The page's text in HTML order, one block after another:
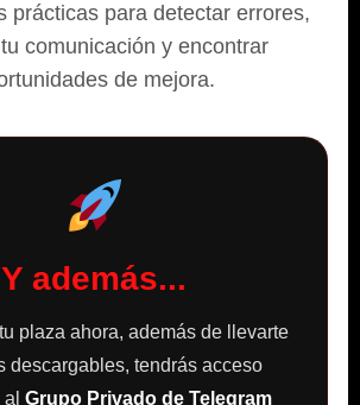
prácticas para detectar errores,
comunicación y encontrar
de mejora.
Y además...
plaza ahora, además de llevarte
descargables, tendrás acceso
Grupo Privado de Telegram